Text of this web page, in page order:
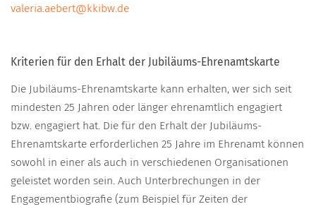
valeria.aebert@kkibw.de
Kriterien für den Erhalt der Jubiläums-Ehrenamtskarte
Die Jubiläums-Ehrenamtskarte kann erhalten, wer sich seit
mindesten 25 Jahren oder länger ehrenamtlich engagiert
bzw. engagiert hat. Die für den Erhalt der Jubiläums-
Ehrenamtskarte erforderlichen 25 Jahre im Ehrenamt können
sowohl in einer als auch in verschiedenen Organisationen
geleistet worden sein. Auch Unterbrechungen in der
Engagementbiografie (zum Beispiel für Zeiten der